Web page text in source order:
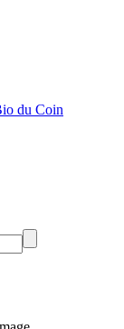
du Coin